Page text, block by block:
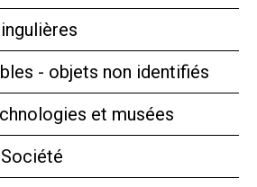
- objets non identifiés
et musées